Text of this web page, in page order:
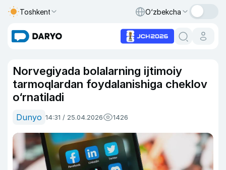
Toshkent O‘zbekcha
Norvegiyada bolalarning ijtimoiy
tarmoqlardan foydalanishiga cheklov
o‘rnatiladi
Dunyo 14:31 / 25.04.2026 1426